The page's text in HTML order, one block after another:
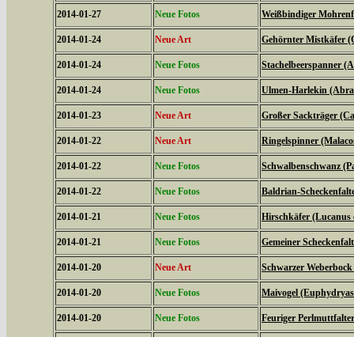
2014-01-27 Neue Fotos Weißbindiger
2014-01-24 Neue Art Gehörnter Mistkäfer
2014-01-24 Neue Fotos Stachelbeerspanner
2014-01-24 Neue Fotos Ulmen-Harlekin
2014-01-23 Neue Art Großer Sackträger
2014-01-22 Neue Art Ringelspinner
2014-01-22 Neue Fotos Schwalbenschwanz
2014-01-22 Neue Fotos Baldrian-
2014-01-21 Neue Fotos Hirschkäfer (Lucanus
2014-01-21 Neue Fotos Gemeiner
2014-01-20 Neue Art Schwarzer
2014-01-20 Neue Fotos Maivogel
2014-01-20 Neue Fotos Feuriger